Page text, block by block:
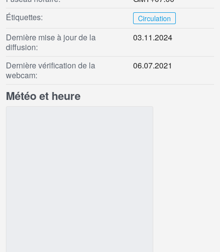
Étiquettes:
Circulation
Dernière mise à jour de la
diffusion:
03.11.2024
Dernière vérification de la
webcam:
06.07.2021
Météo et heure